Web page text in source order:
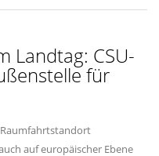
Landtag: CSU-
für
auf europäischer Ebene